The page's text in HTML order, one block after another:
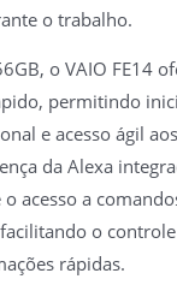
o trabalho.
o VAIO FE14
permitindo
e acesso ágil
da Alexa
acesso a
o
rápidas.